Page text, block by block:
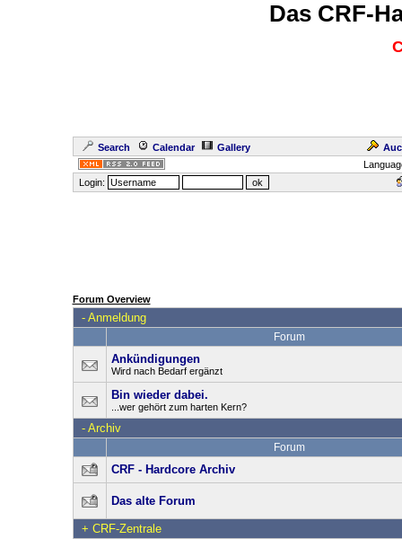
Das CRF-
Search Calendar Gallery
Login:
Forum Overview
- Anmeldung
Forum
Ankündigungen
Wird nach Bedarf ergänzt
Bin wieder dabei.
...wer gehört zum harten Kern?
- Archiv
Forum
CRF - Hardcore Archiv
Das alte Forum
+ CRF-Zentrale